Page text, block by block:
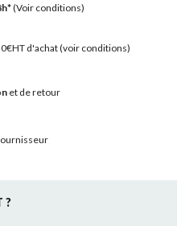
(Voir conditions)
d'achat(voir conditions)
et de retour
?